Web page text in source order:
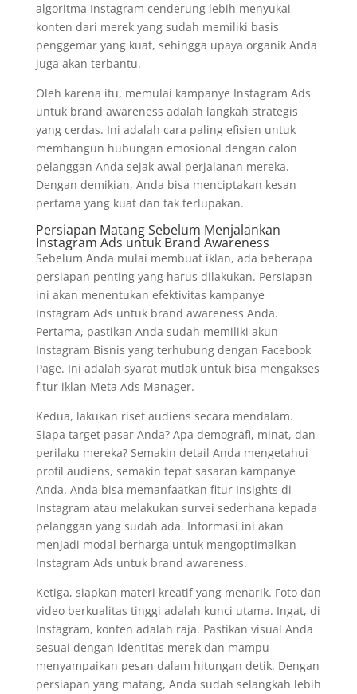
algoritma Instagram cenderung lebih menyukai
konten dari merek yang sudah memiliki basis
penggemar yang kuat, sehingga upaya organik Anda
juga akan terbantu.
Oleh karena itu, memulai kampanye Instagram Ads
untuk brand awareness adalah langkah strategis
yang cerdas. Ini adalah cara paling efisien untuk
membangun hubungan emosional dengan calon
pelanggan Anda sejak awal perjalanan mereka.
Dengan demikian, Anda bisa menciptakan kesan
pertama yang kuat dan tak terlupakan.
Persiapan Matang Sebelum Menjalankan
Instagram Ads untuk Brand Awareness
Sebelum Anda mulai membuat iklan, ada beberapa
persiapan penting yang harus dilakukan. Persiapan
ini akan menentukan efektivitas kampanye
Instagram Ads untuk brand awareness Anda.
Pertama, pastikan Anda sudah memiliki akun
Instagram Bisnis yang terhubung dengan Facebook
Page. Ini adalah syarat mutlak untuk bisa mengakses
fitur iklan Meta Ads Manager.
Kedua, lakukan riset audiens secara mendalam.
Siapa target pasar Anda? Apa demografi, minat, dan
perilaku mereka? Semakin detail Anda mengetahui
profil audiens, semakin tepat sasaran kampanye
Anda. Anda bisa memanfaatkan fitur Insights di
Instagram atau melakukan survei sederhana kepada
pelanggan yang sudah ada. Informasi ini akan
menjadi modal berharga untuk mengoptimalkan
Instagram Ads untuk brand awareness.
Ketiga, siapkan materi kreatif yang menarik. Foto dan
video berkualitas tinggi adalah kunci utama. Ingat, di
Instagram, konten adalah raja. Pastikan visual Anda
sesuai dengan identitas merek dan mampu
menyampaikan pesan dalam hitungan detik. Dengan
persiapan yang matang, Anda sudah selangkah lebih